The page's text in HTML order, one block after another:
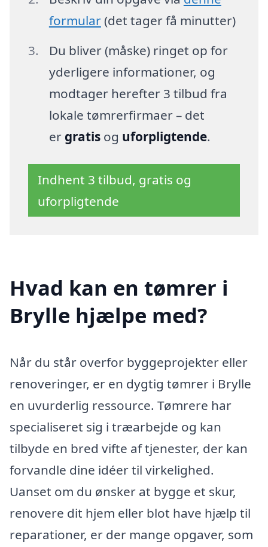
formular(det tager få minutter)
Du bliver (måske) ringet op for
yderligere informationer, og
modtager herefter 3 tilbud fra
lokale tømrerfirmaer – det
er gratisog uforpligtende.
Indhent 3 tilbud, gratis og
uforpligtende
Hvad kan en tømrer i
Brylle hjælpe med?
Når du står overfor byggeprojekter eller
renoveringer, er en dygtig tømrer i Brylle
en uvurderlig ressource. Tømrere har
specialiseret sig i træarbejde og kan
tilbyde en bred vifte af tjenester, der kan
forvandle dine idéer til virkelighed.
Uanset om du ønsker at bygge et skur,
renovere dit hjem eller blot have hjælp til
reparationer, er der mange opgaver, som